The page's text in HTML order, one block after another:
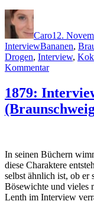
Autor
Caro12.
InterviewSchlagwörter
Bananen,
Drogen, Interview,
Kommentarzu
Interview
mit
Bernhard
1879:
In seinen Büchern
diese Charaktere
selbst ähnlich ist, ob er
Bösewichte und vieles
Lenth im Interview